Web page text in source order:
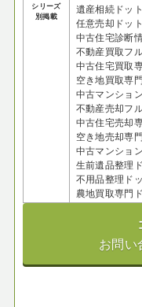
シリーズ
別掲載
遺産相続ドッ
任意売却ドッ
中古住宅診断
不動産買取フ
中古住宅買取
空き地買取専
中古マンショ
不動産売却フ
中古住宅売却
空き地売却専
中古マンショ
生前遺品整理
不用品整理ド
農地買取専門
お問い